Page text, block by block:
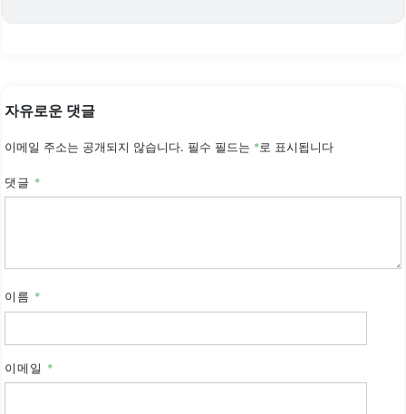
자유로운 댓글
이메일 주소는 공개되지 않습니다. 필수 필드는 *로 표시됩니다
댓글 *
이름 *
이메일 *